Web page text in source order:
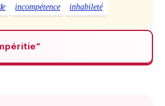
incompétence inhabileté